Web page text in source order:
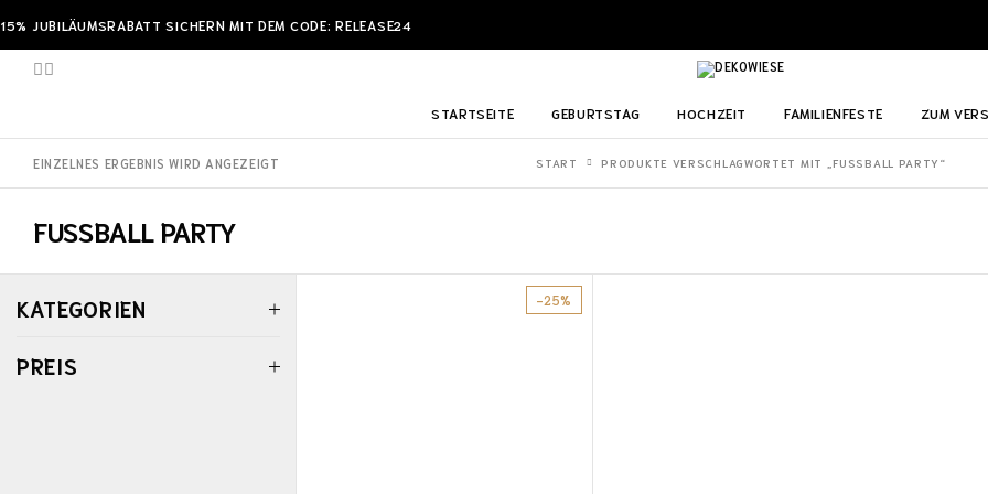
15% JUBILÄUMSRABATT SICHERN MIT DEM CODE: RELEASE24
STARTSEITE GEBURTSTAG HOCHZEIT FAMILIENFESTE ZUM
EINZELNES ERGEBNIS WIRD ANGEZEIGT START PRODUKTE VERSCHLAGWORTET MIT „FUSSBALL PARTY“
FUSSBALL PARTY
KATEGORIEN
PREIS
-25%